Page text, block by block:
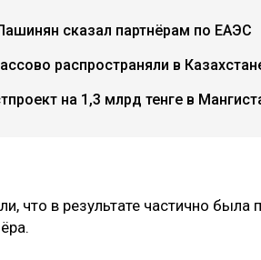
сказал партнёрам по ЕАЭС
распространяли в
на 1,3 млрд тенге в
что в результате частично была